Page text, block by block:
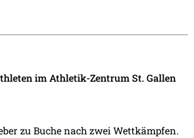
im Athletik-Zentrum St. Gallen
zu Buche nach zwei Wettkämpfen.